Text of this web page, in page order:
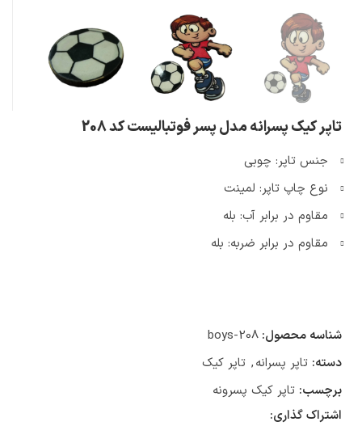
تاپر کیک پسرانه مدل پسر فوتبالیست کد 208
جنس تاپر: چوبی
نوع چاپ تاپر: لمینت
مقاوم در برابر آب: بله
مقاوم در برابر ضربه: بله
شناسه محصول: boys-208
دسته: تاپر پسرانه, تاپر کیک
برچسب: تاپر کیک پسرونه
اشتراک گذاری: